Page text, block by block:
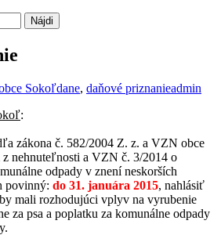
Sokoľdane, daňové priznanieadmin
:
zákona č. 582/2004 Z. z. a VZN obce
z nehnuteľnosti a VZN č. 3/2014 o
odpady v znení neskorších
povinný: do 31. januára 2015, nahlásiť
mali rozhodujúci vplyv na vyrubenie
za psa a poplatku za komunálne odpady